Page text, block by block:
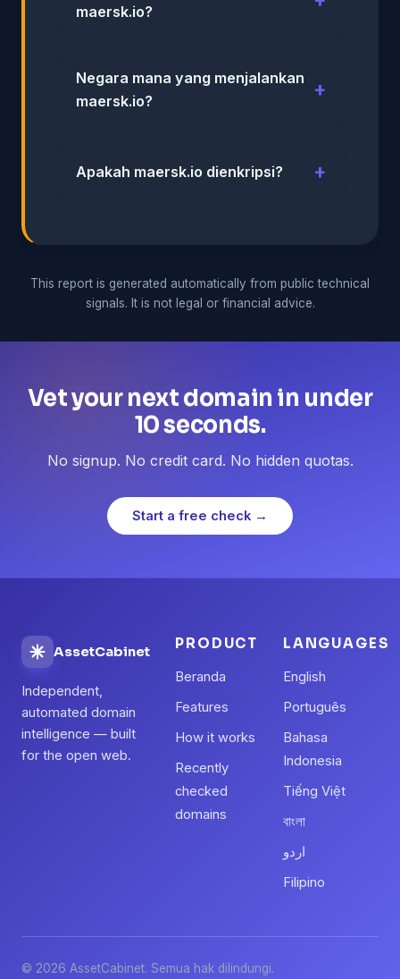
maersk.io?
Negara mana yang menjalankan
maersk.io?
Apakah maersk.io dienkripsi?
This report is generated automatically from public technical
signals. It is not legal or financial advice.
Vet your next domain in under
10 seconds.
No signup. No credit card. No hidden quotas.
Start a free check →
AssetCabinet
Independent,
automated domain
intelligence — built
for the open web.
PRODUCT
Beranda
Features
How it works
Recently
checked
domains
LANGUAGES
English
Português
Bahasa
Indonesia
Tiếng Việt
বাংলা
اردو
Filipino
© 2026 AssetCabinet. Semua hak dilindungi.